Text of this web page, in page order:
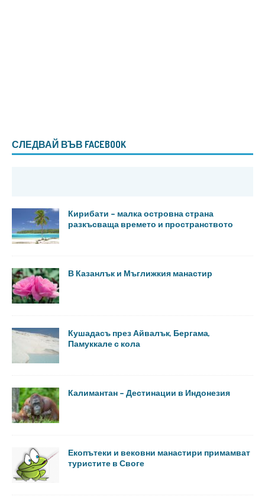
СЛЕДВАЙ ВЪВ FACEBOOK
Кирибати – малка островна страна
разкъсваща времето и пространството
В Казанлък и Мъглижкия манастир
Кушадасъ през Айвалък, Бергама,
Памуккале с кола
Калимантан – Дестинации в Индонезия
Екопътеки и вековни манастири примамват
туристите в Своге